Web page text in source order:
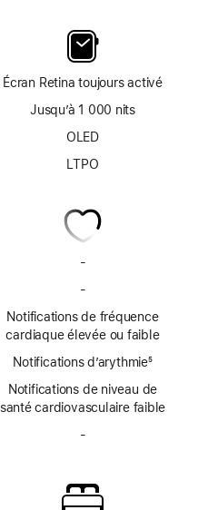
Écran Retina toujours activé
Jusqu’à 1 000 nits
OLED
LTPO
-
d’hypertension
-
d’app
ECG
Notifications de fréquence
cardiaque élevée ou faible
Notifications d’arythmie
Note
de
bas
5
Notifications de niveau de
santé cardiovasculaire faible
-
sanguin